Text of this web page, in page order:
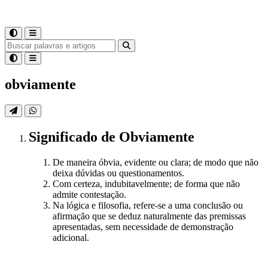
obviamente
Significado de Obviamente
De maneira óbvia, evidente ou clara; de modo que não
deixa dúvidas ou questionamentos.
Com certeza, indubitavelmente; de forma que não
admite contestação.
Na lógica e filosofia, refere-se a uma conclusão ou
afirmação que se deduz naturalmente das premissas
apresentadas, sem necessidade de demonstração
adicional.